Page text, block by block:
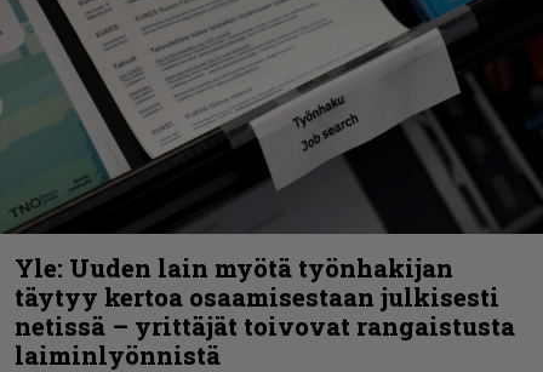
Yle: Uuden lain myötä työnhakijan
täytyy kertoa osaamisestaan julkisesti
netissä – yrittäjät toivovat rangaistusta
laiminlyönnistä